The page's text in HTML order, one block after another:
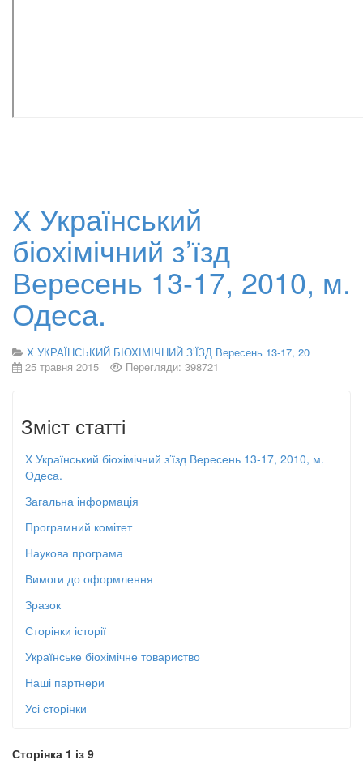
Х Український
біохімічний з’їзд
Вересень 13-17, 2010, м.
Одеса.
X УКРАЇНСЬКИЙ БІОХІМІЧНИЙ З’ЇЗД Вересень 13-17, 20
25 травня 2015
Перегляди: 398721
Зміст статті
Х Український біохімічний з’їзд Вересень 13-17, 2010, м.
Одеса.
Загальна інформація
Програмний комітет
Наукова програма
Вимоги до оформлення
Зразок
Сторінки історії
Українське біохімічне товариство
Наші партнери
Усі сторінки
Сторінка 1 із 9